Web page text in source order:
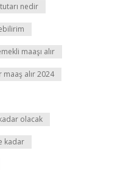
nedir
maaşı alır
alır 2024
olacak
kadar